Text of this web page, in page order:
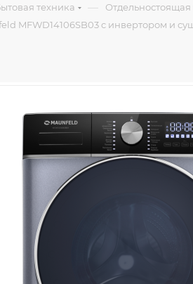
техника — Отдельностоящая
MFWD14106SB03 c инвертором и